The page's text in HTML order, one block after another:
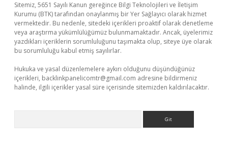
Sitemiz, 5651 Sayılı Kanun gereğince Bilgi Teknolojileri ve İletişim
Kurumu (BTK) tarafından onaylanmış bir Yer Sağlayıcı olarak hizmet
vermektedir. Bu nedenle, sitedeki içerikleri proaktif olarak denetleme
veya araştırma yükümlülüğümüz bulunmamaktadır. Ancak, üyelerimiz
yazdıkları içeriklerin sorumluluğunu taşımakta olup, siteye üye olarak
bu sorumluluğu kabul etmiş sayılırlar.
Hukuka ve yasal düzenlemelere aykırı olduğunu düşündüğünüz
içerikleri, backlinkpanelicomtr@gmail.com adresine bildirmeniz
halinde, ilgili içerikler yasal süre içerisinde sitemizden kaldırılacaktır.